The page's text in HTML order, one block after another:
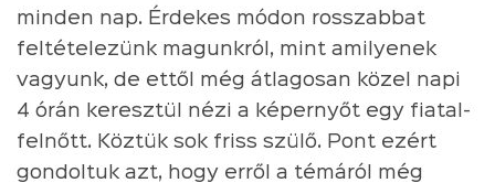
minden nap. Érdekes módon rosszabbat
feltételezünk magunkról, mint amilyenek
vagyunk, de ettől még átlagosan közel napi
4 órán keresztül nézi a képernyőt egy fiatal-
felnőtt. Köztük sok friss szülő. Pont ezért
gondoltuk azt, hogy erről a témáról még